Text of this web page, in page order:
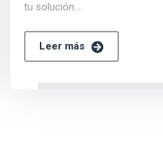
tu solución.…
Leer más